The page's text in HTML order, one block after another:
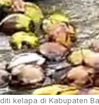
kelapa di Kabupaten